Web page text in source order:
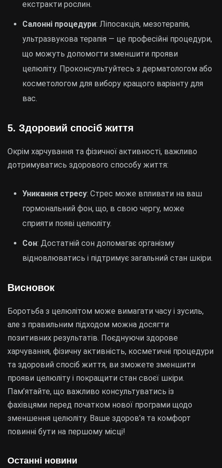
Останні новини
екстракти рослин.
Салонні процедури: Ліпосакція, мезотерапія,
ультразвукова терапія — це професійні процедури,
що можуть допомогти зменшити прояви
целюліту. Проконсультуйтесь з дерматологом або
косметологом для вибору кращого варіанту для
вас.
5. Здоровий спосіб життя
Окрім харчування та фізичної активності, важливо
дотримуватись здорового способу життя:
Уникання стресу: Стрес може впливати на ваш
гормональний фон, що, в свою чергу, може
сприяти появі целюліту.
Сон: Достатній сон допомагає організму
відновлюватись і підтримує загальний стан шкіри.
Висновок
Боротьба з целюлітом може вимагати часу і зусиль,
але з правильним підходом можна досягти
позитивних результатів. Поєднуючи здорове
харчування, фізичну активність, косметичні процедури
та здоровий спосіб життя, ви зможете зменшити
прояви целюліту і покращити стан своєї шкіри.
Пам’ятайте, що важливо консультуватись із
фахівцями перед початком нової програми щодо
зменшення целюліту. Ваше здоров’я та комфорт
повинні бути на першому місці!